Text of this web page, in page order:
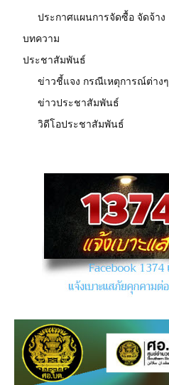
ประกาศแผนการจัดซื้อ จัดจ้าง
บทความ
ประชาสัมพันธ์
ข่าวชี้แจง กรณีเหตุการณ์ต่างๆ
ข่าวประชาสัมพันธ์
วิดีโอประชาสัมพันธ์